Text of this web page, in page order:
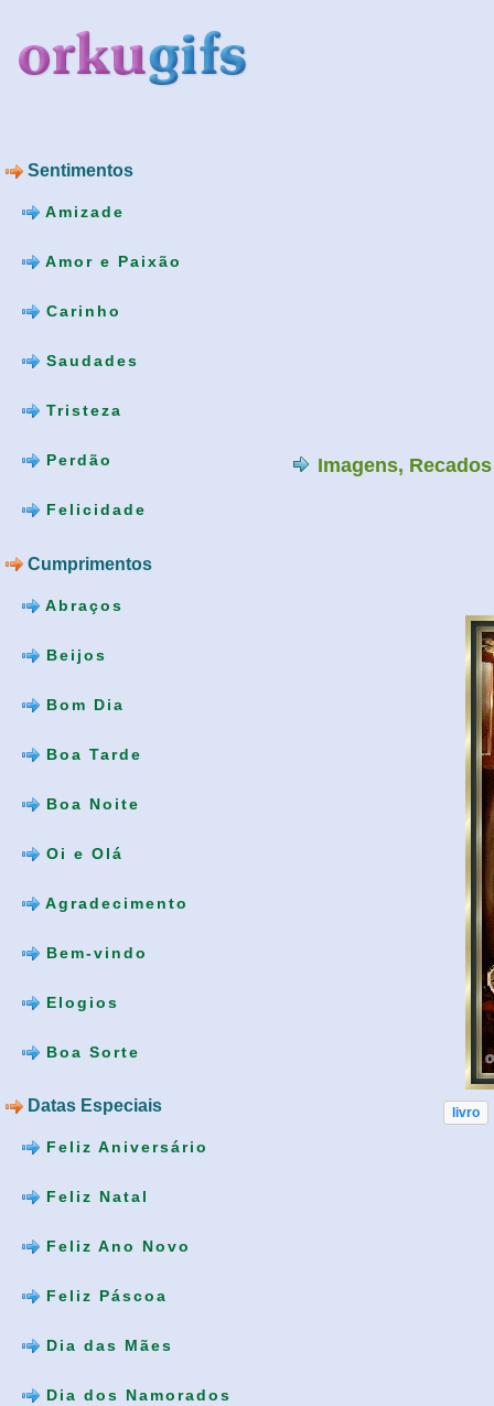
Sentimentos
Amizade
Amor e Paixão
Carinho
Saudades
Tristeza
Perdão
Felicidade
Cumprimentos
Abraços
Beijos
Bom Dia
Boa Tarde
Boa Noite
Oi e Olá
Agradecimento
Bem-vindo
Elogios
Boa Sorte
Datas Especiais
Feliz Aniversário
Feliz Natal
Feliz Ano Novo
Feliz Páscoa
Dia das Mães
Dia dos Namorados
Imagens,
livro